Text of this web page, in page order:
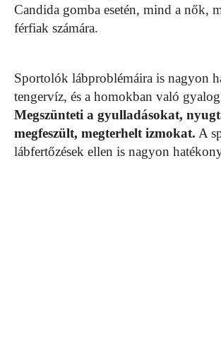
Candida gomba esetén, mind a nők,
férfiak számára.
Sportolók lábproblémáira is nagyon
tengervíz, és a homokban való
Megszünteti a gyulladásokat,
megfeszült, megterhelt izmokat. A
lábfertőzések ellen is nagyon